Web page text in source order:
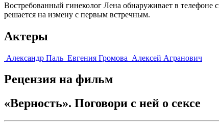
Востребованный гинеколог Лена обнаруживает в телефоне
решается на измену с первым встречным.
Актеры
Александр Паль Евгения Громова Алексей Агранович
Рецензия на фильм
«Верность». Поговори с ней о сексе